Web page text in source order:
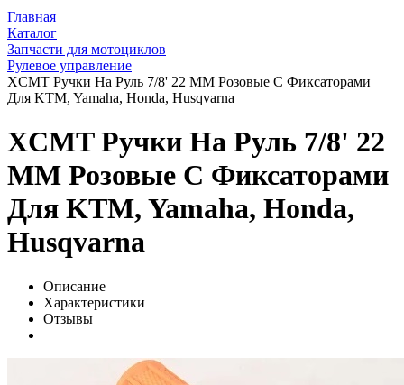
Главная
Каталог
Запчасти для мотоциклов
Рулевое управление
XCMT Ручки На Руль 7/8' 22 ММ Розовые С Фиксаторами
Для KTM, Yamaha, Honda, Husqvarna
XCMT Ручки На Руль 7/8' 22
ММ Розовые С Фиксаторами
Для KTM, Yamaha, Honda,
Husqvarna
Описание
Характеристики
Отзывы